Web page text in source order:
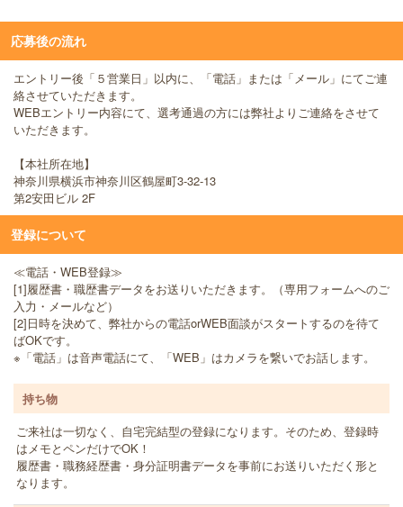
応募後の流れ
エントリー後「５営業日」以内に、「電話」または「メール」にてご連
絡させていただきます。
WEBエントリー内容にて、選考通過の方には弊社よりご連絡をさせて
いただきます。
【本社所在地】
神奈川県横浜市神奈川区鶴屋町3-32-13
第2安田ビル 2F
登録について
≪電話・WEB登録≫
[1]履歴書・職歴書データをお送りいただきます。（専用フォームへのご
入力・メールなど）
[2]日時を決めて、弊社からの電話orWEB面談がスタートするのを待て
ばOKです。
※「電話」は音声電話にて、「WEB」はカメラを繋いでお話します。
持ち物
ご来社は一切なく、自宅完結型の登録になります。そのため、登録時
はメモとペンだけでOK！
履歴書・職務経歴書・身分証明書データを事前にお送りいただく形と
なります。